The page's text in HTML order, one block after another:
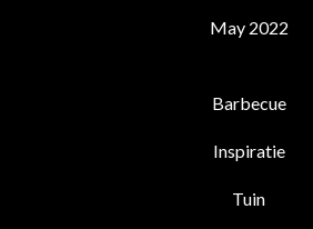
May 2022
Barbecue
Inspiratie
Tuin